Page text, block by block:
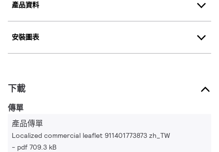
產品資料
安裝圖表
下載
傳單
產品傳單
Localized commercial leaflet 911401773873 zh_TW
pdf 709.3 kB